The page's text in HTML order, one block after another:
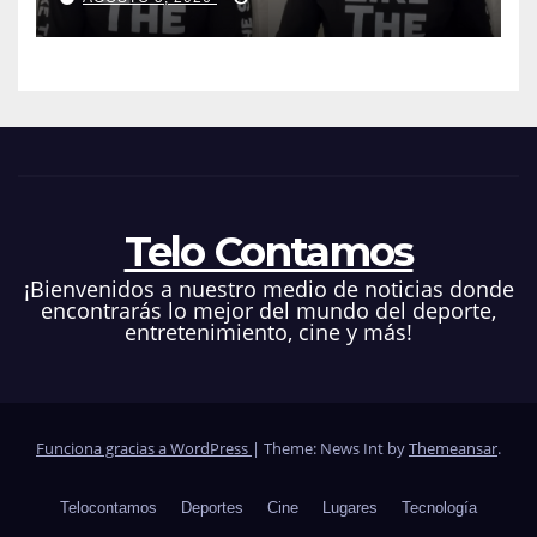
que hacen en su contra es
ilegal en EEUU
Telo Contamos
¡Bienvenidos a nuestro medio de noticias donde
encontrarás lo mejor del mundo del deporte,
entretenimiento, cine y más!
Funciona gracias a WordPress | Theme: News Int byThemeansar.
Telocontamos Deportes Cine Lugares Tecnología